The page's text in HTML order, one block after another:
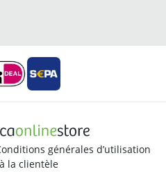
générales d’utilisation
la clientèle